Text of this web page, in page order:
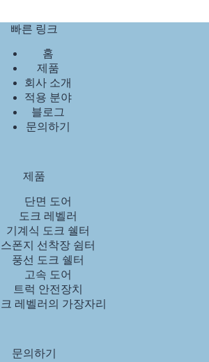
빠른 링크
홈
제품
회사 소개
적용 분야
블로그
문의하기
제품
단면 도어
도크 레벨러
기계식 도크 쉘터
스폰지 선착장 쉼터
풍선 도크 쉘터
고속 도어
트럭 안전장치
크 레벨러의 가장자리
문의하기